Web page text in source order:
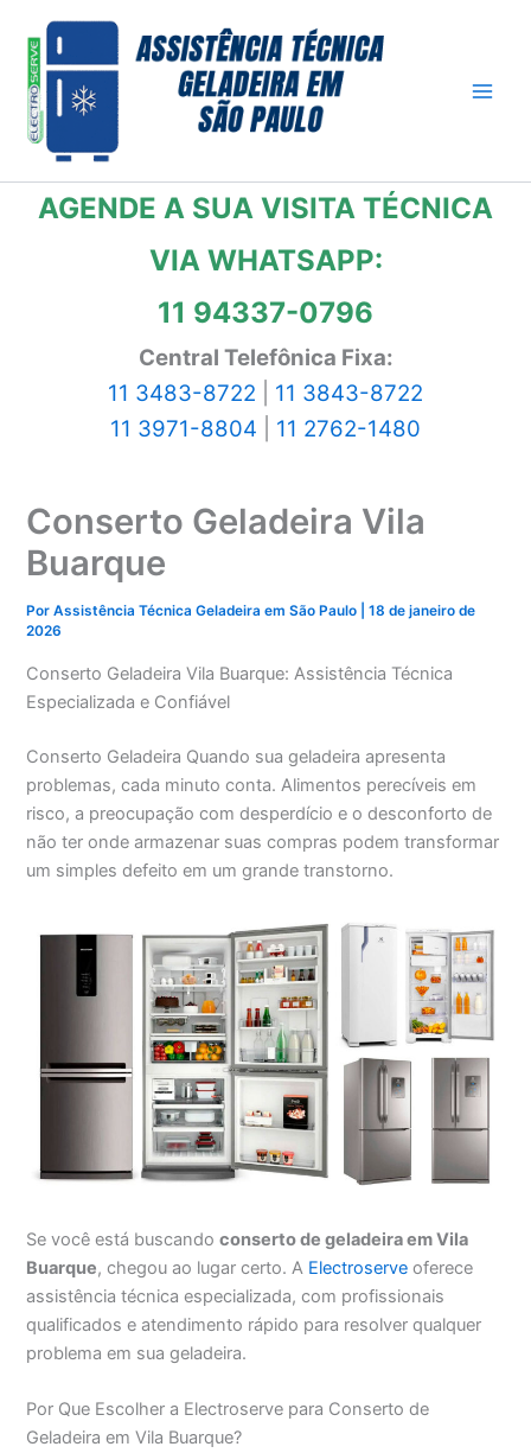
para
conteúdo
AGENDE A SUA VISITA TÉCNICA
VIA WHATSAPP:
11 94337-0796
Central Telefônica Fixa:
11 3483-8722
11 3843-8722
11 3971-8804
11 2762-1480
Conserto Geladeira Vila
Buarque
PorAssistência Técnica Geladeira em São Paulo |18 de janeiro de
2026
Conserto Geladeira Vila Buarque: Assistência Técnica
Especializada e Confiável
Conserto Geladeira Quando sua geladeira apresenta
problemas, cada minuto conta. Alimentos perecíveis em
risco, a preocupação com desperdício e o desconforto de
não ter onde armazenar suas compras podem transformar
um simples defeito em um grande transtorno.
Se você está buscandoconserto de geladeira em Vila
Buarque, chegou ao lugar certo. A Electroserve oferece
assistência técnica especializada, com profissionais
qualificados e atendimento rápido para resolver qualquer
problema em sua geladeira.
Por Que Escolher a Electroserve para Conserto de
Geladeira em Vila Buarque?